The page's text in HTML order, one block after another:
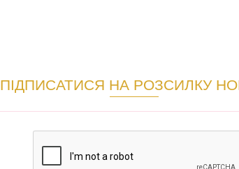
ПІДПИСАТИСЯ НА РОЗСИЛКУ